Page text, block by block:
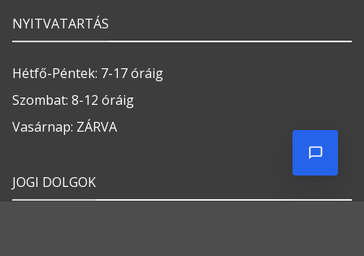
NYITVATARTÁS
Hétfő-Péntek: 7-17 óráig
Szombat: 8-12 óráig
Vasárnap: ZÁRVA
JOGI DOLGOK